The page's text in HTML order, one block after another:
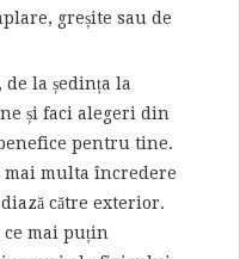
greșite sau de
de la ședința la
și faci alegeri din
pentru tine.
multa încredere
către exterior.
ce mai puțin